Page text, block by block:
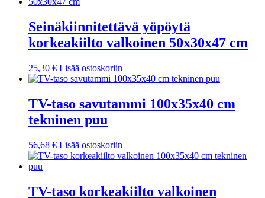
Seinäkiinnitettävä yöpöytä
korkeakiilto valkoinen 50x30x47 cm
25,30 € Lisää ostoskoriin
TV-taso savutammi 100x35x40 cm
tekninen puu
56,68 € Lisää ostoskoriin
TV-taso korkeakiilto valkoinen